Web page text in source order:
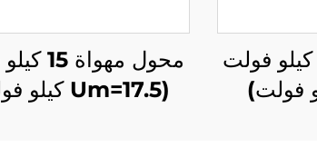
محول مهواة 10 كيلو فولت
محول
(Um=17.5 كيلو فولت)